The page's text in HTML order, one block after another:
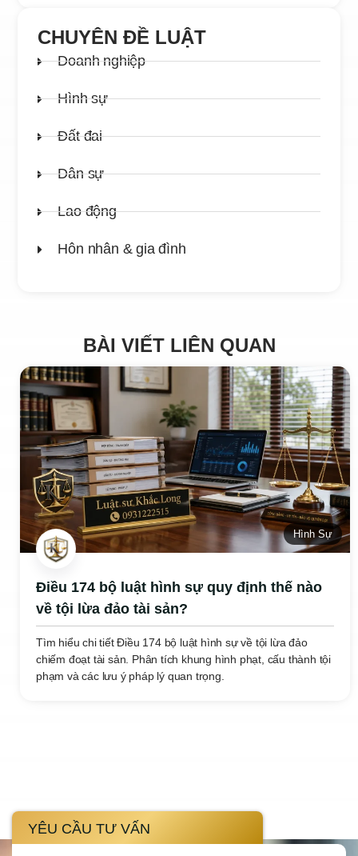
CHUYÊN ĐỀ LUẬT
Doanh nghiệp
Hình sự
Đất đai
Dân sự
Lao động
Hôn nhân & gia đình
BÀI VIẾT LIÊN QUAN
Hình Sự
Điều 174 bộ luật hình sự quy định thế nào
về tội lừa đảo tài sản?
Tìm hiểu chi tiết Điều 174 bộ luật hình sự về tội lừa đảo
chiếm đoạt tài sản. Phân tích khung hình phạt, cấu thành tội
phạm và các lưu ý pháp lý quan trọng.
YÊU CẦU TƯ VẤN